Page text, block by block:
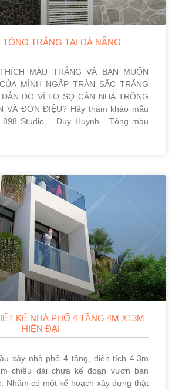
TÔNG TRẮNG TẠI ĐÀ NẴNG
MÀU TRẮNG VÀ BẠN MUỐN
MÌNH NGẬP TRÀN SẮC TRẮNG
ĐO VÌ LO SỢ CĂN NHÀ TRÔNG
VÀ ĐƠN ĐIỆU? Hãy tham khảo mẫu
Studio – Duy Huynh . Tông màu
KẾ NHÀ PHỐ 4 TẦNG 4M X13M
HIỆN ĐẠI
xây nhà phố 4 tầng, diện tích 4,3m
chiều dài chưa kể đoạn vươn ban
Nhằm có một kế hoạch xây dựng thật